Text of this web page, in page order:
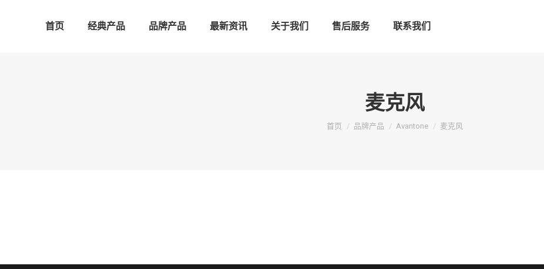
首页 经典产品 品牌产品 最新资讯 关于我们 售后服务 联系我们
麦克风
您在这里：
首页 品牌产品 Avantone 麦克风